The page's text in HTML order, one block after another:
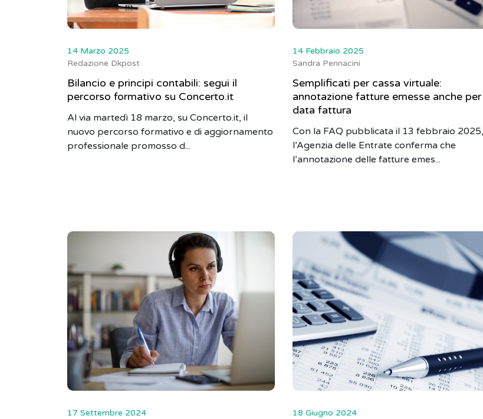
14 Marzo 2025
Redazione Dkpost
Bilancio e principi contabili: segui il
percorso formativo su Concerto.it
Al via martedì 18 marzo, su Concerto.it, il
nuovo percorso formativo e di aggiornamento
professionale promosso d...
14 Febbraio 2025
Sandra Pennacini
Semplificati per cassa virtuale:
annotazione fatture emesse anche per
data fattura
Con la FAQ pubblicata il 13 febbraio 2025,
l’Agenzia delle Entrate conferma che
l’annotazione delle fatture emes...
17 Settembre 2024
18 Giugno 2024